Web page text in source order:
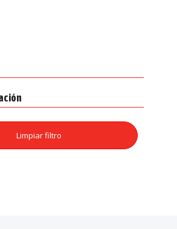
Limpiar filtro